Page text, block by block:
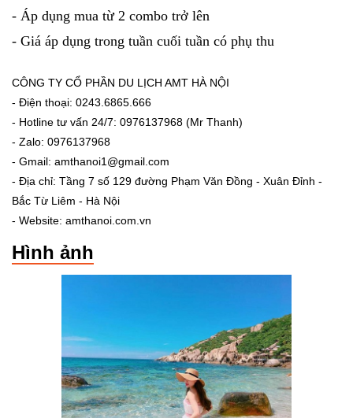
- Áp dụng mua từ 2 combo trở lên
- Giá áp dụng trong tuần cuối tuần có phụ thu
CÔNG TY CỔ PHẦN DU LỊCH AMT HÀ NỘI
- Điện thoại: 0243.6865.666
- Hotline tư vấn 24/7: 0976137968 (Mr Thanh)
- Zalo: 0976137968
- Gmail: amthanoi1@gmail.com
- Địa chỉ: Tầng 7 số 129 đường Phạm Văn Đồng - Xuân Đỉnh -
Bắc Từ Liêm - Hà Nội
- Website: amthanoi.com.vn
Hình ảnh